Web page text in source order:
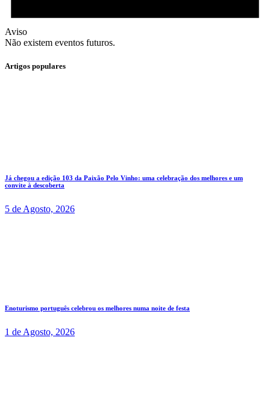
Aviso
Não existem eventos futuros.
Artigos populares
Já chegou a edição 103 da Paixão Pelo Vinho: uma celebração dos melhores e um
convite à descoberta
5 de Agosto, 2026
Enoturismo português celebrou os melhores numa noite de festa
1 de Agosto, 2026